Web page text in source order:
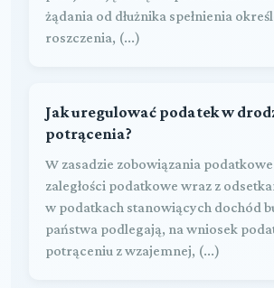
żądania od dłużnika spełnienia
roszczenia, (...)
Jak uregulować podatek w
potrącenia?
W zasadzie zobowiązania
zaległości podatkowe wraz z
w podatkach stanowiących dochód
państwa podlegają, na wniosek
potrąceniu z wzajemnej, (...)